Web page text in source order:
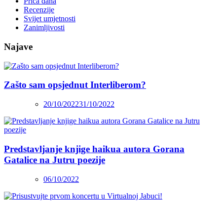
Recenzije
Svijet umjetnosti
Zanimljivosti
Najave
Zašto sam opsjednut Interliberom?
20/10/202231/10/2022
Predstavljanje knjige haikua autora Gorana
Gatalice na Jutru poezije
06/10/2022